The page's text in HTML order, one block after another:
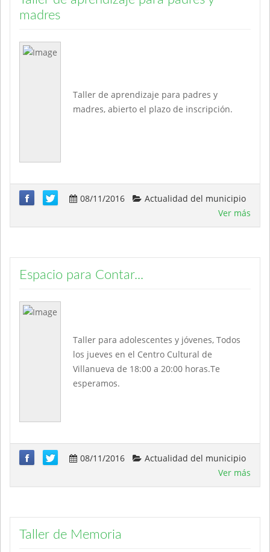
madres
Taller de aprendizaje para padres y
madres, abierto el plazo de inscripción.
08/11/2016
Actualidad del municipio
Ver más
Espacio para Contar...
Taller para adolescentes y jóvenes, Todos
los jueves en el Centro Cultural de
Villanueva de 18:00 a 20:00 horas.Te
esperamos.
08/11/2016
Actualidad del municipio
Ver más
Taller de Memoria